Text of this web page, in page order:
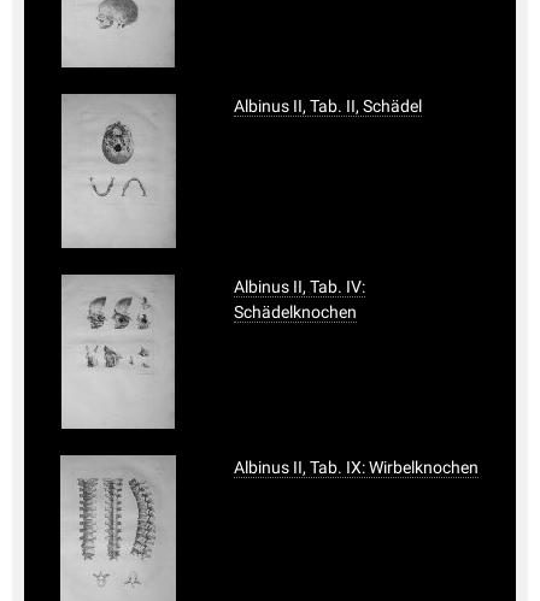
Albinus II, Tab. II, Schädel
Albinus II, Tab. IV:
Schädelknochen
Albinus II, Tab. IX: Wirbelknochen